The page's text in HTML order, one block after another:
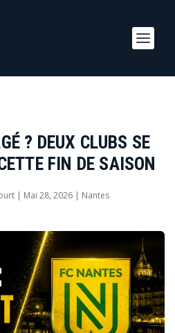
? DEUX CLUBS SE
FIN DE SAISON
| Mai 28, 2026 | Nantes